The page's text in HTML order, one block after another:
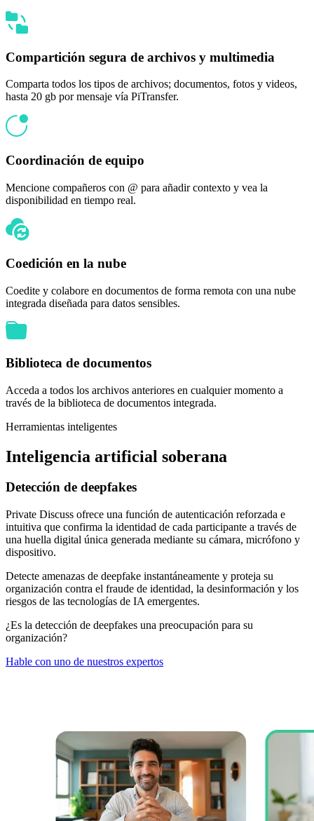
Compartición segura de archivos y multimedia
Comparta todos los tipos de archivos; documentos, fotos y videos,
hasta 20 gb por mensaje vía PiTransfer.
Coordinación de equipo
Mencione compañeros con @ para añadir contexto y vea la
disponibilidad en tiempo real.
Coedición en la nube
Coedite y colabore en documentos de forma remota con una nube
integrada diseñada para datos sensibles.
Biblioteca de documentos
Acceda a todos los archivos anteriores en cualquier momento a
través de la biblioteca de documentos integrada.
Herramientas inteligentes
Inteligencia artificial soberana
Detección de deepfakes
Private Discuss ofrece una función de autenticación reforzada e
intuitiva que confirma la identidad de cada participante a través de
una huella digital única generada mediante su cámara, micrófono y
dispositivo.
Detecte amenazas de deepfake instantáneamente y proteja su
organización contra el fraude de identidad, la desinformación y los
riesgos de las tecnologías de IA emergentes.
¿Es la detección de deepfakes una preocupación para su
organización?
Hable con uno de nuestros expertos